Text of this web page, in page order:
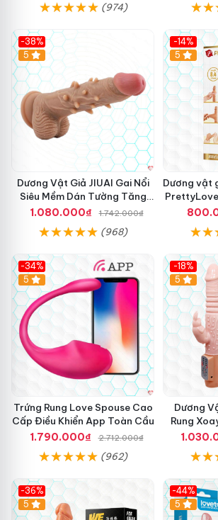
(974)
-38%
5
Dương Vật Giả JIUAI Gai Nổi
Siêu Mềm Dán Tường Tăng
Khoái Cảm
1.080.000₫ 1.742.000₫
(968)
-14%
5
Dương vật
-34%
5
Trứng Rung Love Spouse Cao
Cấp Điều Khiển App Toàn Cầu
1.790.000₫
2.712.000₫
(962)
-18%
Hot
5
Dương
Rung
-36%
5
-44%
Hot
5